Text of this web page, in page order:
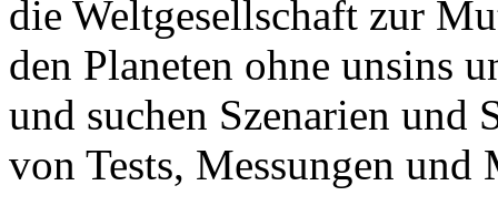
die Weltgesellschaft zur
den Planeten ohne unsins
und suchen Szenarien und
von Tests, Messungen und